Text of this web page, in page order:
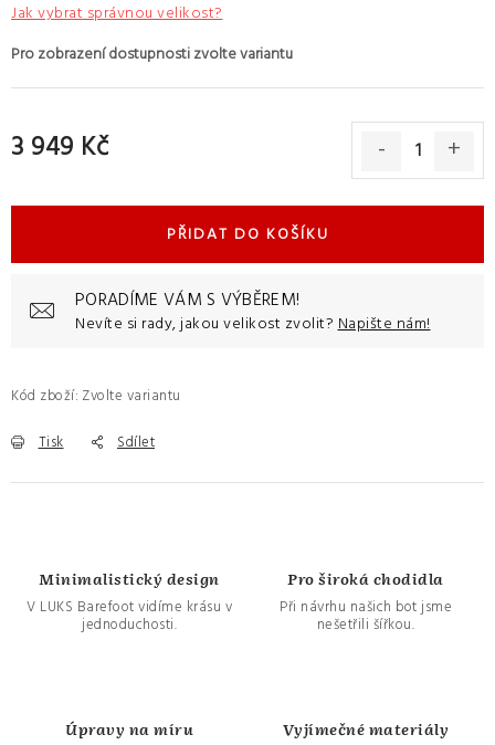
Jak vybrat správnou velikost?
3 949 Kč
PŘIDAT DO KOŠÍKU
PORADÍME VÁM S VÝBĚREM!
Nevíte si rady, jakou velikost zvolit? Napište nám!
Kód zboží: Zvolte variantu
Tisk Sdílet
Minimalistický design
V LUKS Barefoot vidíme krásu v
jednoduchosti.
Pro široká chodidla
Při návrhu našich bot jsme
nešetřili šířkou.
Úpravy na míru Vyjímečné materiály